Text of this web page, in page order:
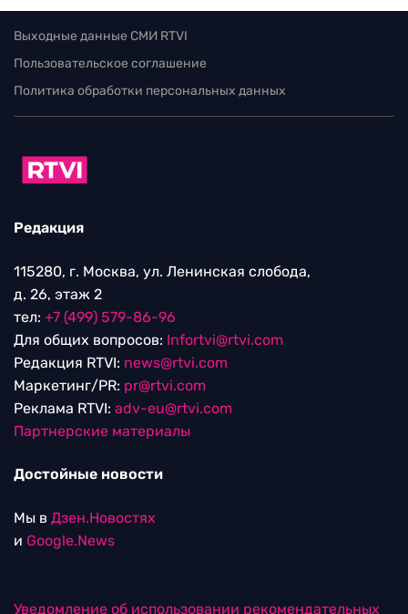
Выходные данные СМИ RTVI
Пользовательское соглашение
Политика обработки персональных данных
Редакция
115280, г. Москва, ул. Ленинская слобода,
д. 26, этаж 2
тел: +7 (499) 579-86-96
Для общих вопросов: Infortvi@rtvi.com
Редакция RTVI: news@rtvi.com
Маркетинг/PR: pr@rtvi.com
Реклама RTVI: adv-eu@rtvi.com
Партнерские материалы
Достойные новости
Мы в Дзен.Новостях
и Google.News
Уведомление об использовании рекомендательных